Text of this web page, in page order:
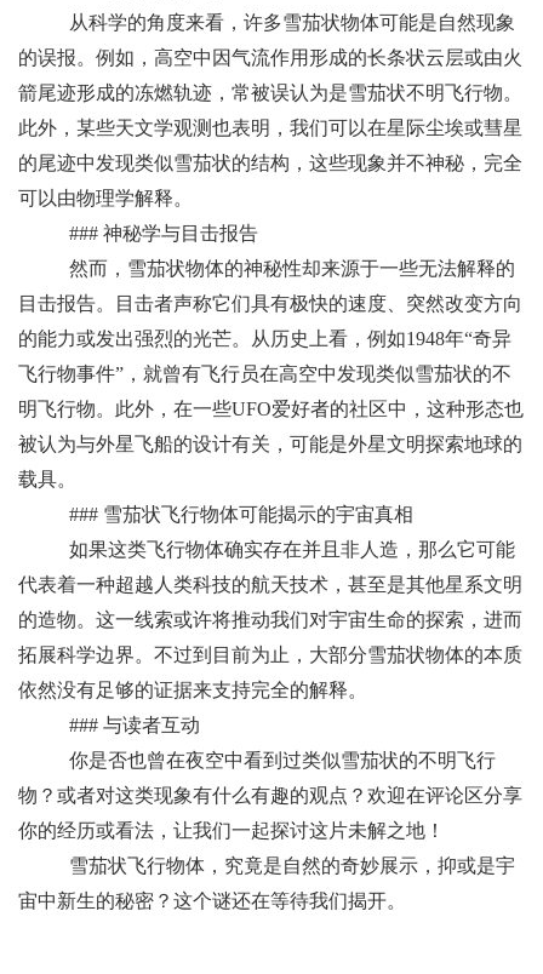
从科学的角度来看，许多雪茄状物体可能是自然现象
的误报。例如，高空中因气流作用形成的长条状云层或由火
箭尾迹形成的冻燃轨迹，常被误认为是雪茄状不明飞行物。
此外，某些天文学观测也表明，我们可以在星际尘埃或彗星
的尾迹中发现类似雪茄状的结构，这些现象并不神秘，完全
可以由物理学解释。
### 神秘学与目击报告
然而，雪茄状物体的神秘性却来源于一些无法解释的
目击报告。目击者声称它们具有极快的速度、突然改变方向
的能力或发出强烈的光芒。从历史上看，例如1948年“奇异
飞行物事件”，就曾有飞行员在高空中发现类似雪茄状的不
明飞行物。此外，在一些UFO爱好者的社区中，这种形态也
被认为与外星飞船的设计有关，可能是外星文明探索地球的
载具。
### 雪茄状飞行物体可能揭示的宇宙真相
如果这类飞行物体确实存在并且非人造，那么它可能
代表着一种超越人类科技的航天技术，甚至是其他星系文明
的造物。这一线索或许将推动我们对宇宙生命的探索，进而
拓展科学边界。不过到目前为止，大部分雪茄状物体的本质
依然没有足够的证据来支持完全的解释。
### 与读者互动
你是否也曾在夜空中看到过类似雪茄状的不明飞行
物？或者对这类现象有什么有趣的观点？欢迎在评论区分享
你的经历或看法，让我们一起探讨这片未解之地！
雪茄状飞行物体，究竟是自然的奇妙展示，抑或是宇
宙中新生的秘密？这个谜还在等待我们揭开。